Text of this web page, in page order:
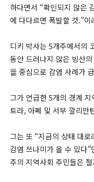
하다면서 “확인되지 않은
에 다다르면 폭발할 것.”이
디키 박사는 5개주에서의
동안 드러나지 않은 빙산
을 중심으로 감염 사례가
그가 언급한 5개의 경계
트라, 아쩨 및 서부 깔리만
그는 또 “지금의 상태 대
감염 쓰나미가 올 수 있다
주의 지역사회 주민들은